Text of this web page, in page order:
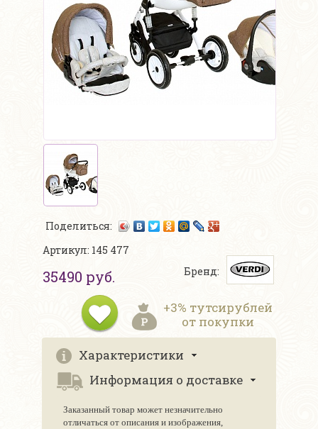
Поделиться:
Артикул: 145 477
35490 руб. Бренд:
+3% тутсирублей
от покупки
Характеристики
Информация о доставке
Заказанный товар может незначительно
отличаться от описания и изображения,